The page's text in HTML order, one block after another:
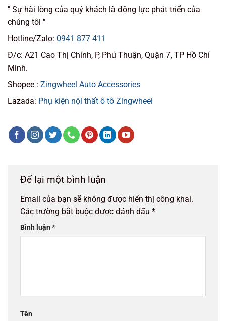
" Sự hài lòng của quý khách là động lực phát triển của
chúng tôi "
Hotline/Zalo: 0941 877 411
Đ/c: A21 Cao Thị Chính, P, Phú Thuận, Quận 7, TP Hồ Chí
Minh.
Shopee : Zingwheel Auto Accessories
Lazada: Phụ kiện nội thất ô tô Zingwheel
Để lại một bình luận
Email của bạn sẽ không được hiển thị công khai.
Các trường bắt buộc được đánh dấu *
Bình luận*
Tên